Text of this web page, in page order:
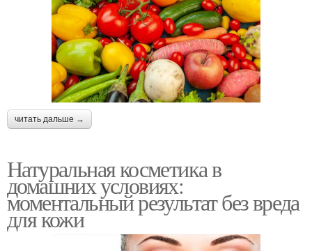
читать дальше →
Натуральная косметика в
домашних условиях:
моментальный результат без вреда
для кожи